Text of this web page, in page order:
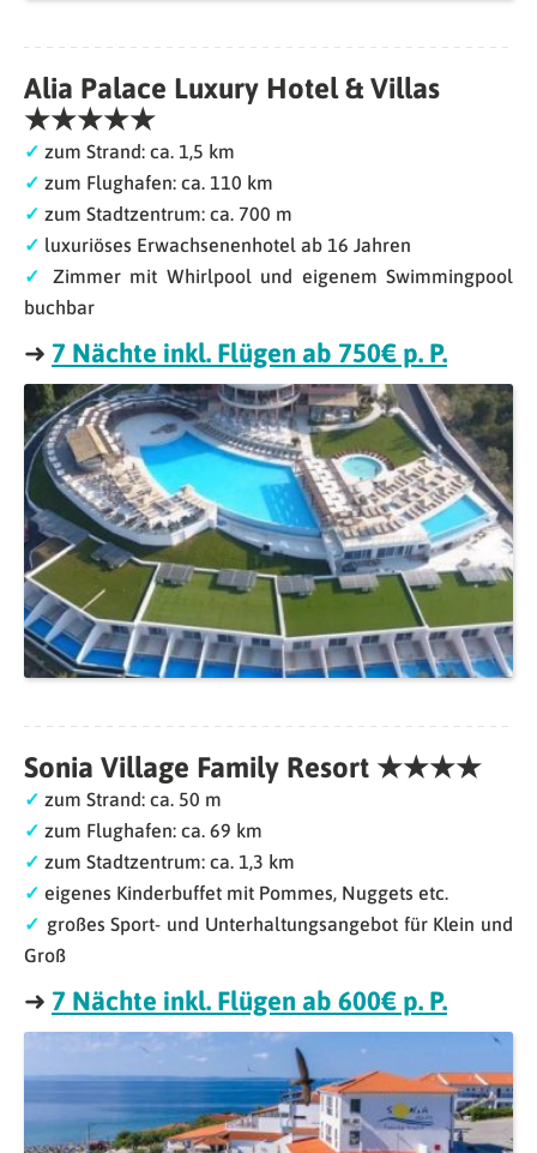
Alia Palace Luxury Hotel & Villas
★★★★★
✓ zum Strand: ca. 1,5 km
✓ zum Flughafen: ca. 110 km
✓ zum Stadtzentrum: ca. 700 m
✓ luxuriöses Erwachsenenhotel ab 16 Jahren
✓ Zimmer mit Whirlpool und eigenem Swimmingpool
buchbar
➜ 7 Nächte inkl. Flügen ab 750€ p. P.
Sonia Village Family Resort ★★★★
✓ zum Strand: ca. 50 m
✓ zum Flughafen: ca. 69 km
✓ zum Stadtzentrum: ca. 1,3 km
✓ eigenes Kinderbuffet mit Pommes, Nuggets etc.
✓ großes Sport- und Unterhaltungsangebot für Klein und
Groß
➜ 7 Nächte inkl. Flügen ab 600€ p. P.